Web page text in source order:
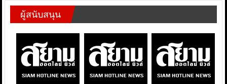
ผู้สนับสนุน